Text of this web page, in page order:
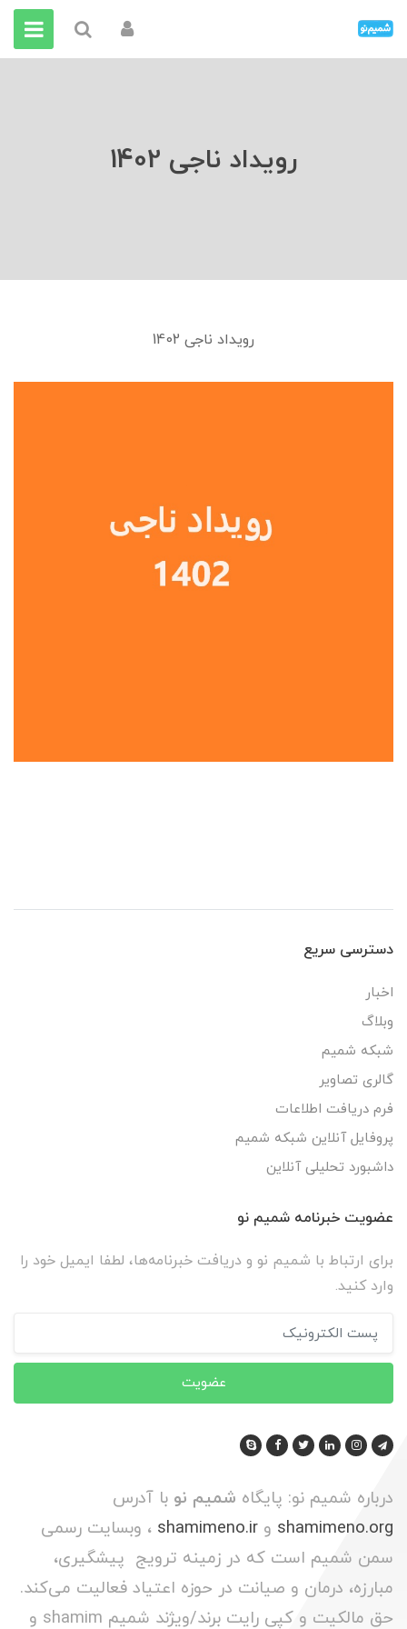
رویداد ناجی 1402
رویداد ناجی 1402
دسترسی سریع
اخبار
وبلاگ
شبکه شمیم
گالری تصاویر
فرم دریافت اطلاعات
پروفایل آنلاین شبکه شمیم
داشبورد تحلیلی آنلاین
عضویت خبرنامه شمیم نو
برای ارتباط با شمیم نو و دریافت خبرنامه‌ها، لطفا ایمیل خود را
وارد کنید.
عضویت
درباره شمیم نو: پایگاه شمیم نو با آدرس
shamimeno.org و shamimeno.ir ، وبسایت رسمی
سمن شمیم است که در زمینه ترویج پیشگیری،
مبارزه، درمان و صیانت در حوزه اعتیاد فعالیت می‌کند.
حق مالکیت و کپی رایت برند/ویژند شمیم shamim و